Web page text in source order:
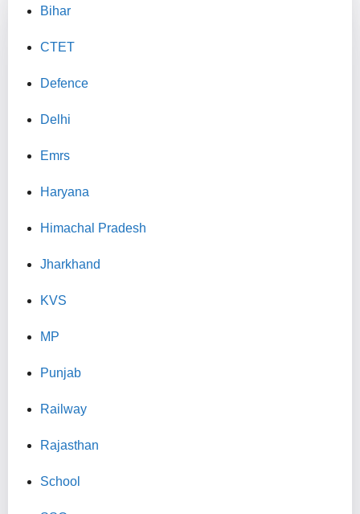
Bihar
CTET
Defence
Delhi
Emrs
Haryana
Himachal Pradesh
Jharkhand
KVS
MP
Punjab
Railway
Rajasthan
School